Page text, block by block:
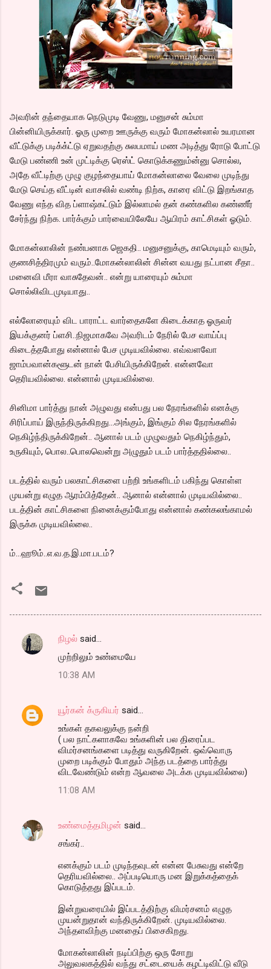
அவரின் தந்தையாக நெடுமுடி வேணு, மனுசன் சும்மா
பின்னியிருக்கார். ஓரு முறை ஊருக்கு வரும் மோகன்லால் உயரமான
வீட்டுக்கு படிக்க்ட்டு ஏறுவதற்கு சுலபமாய் மண அடித்து ரோடு போட்டு
மேடு பண்ணி உன் முட்டிக்கு ரெஸ்ட் கொடுக்கணும்ன்னு சொல்ல,
அதே வீட்டிற்கு முழு குழந்தையாய் மோகன்லாலை வேலை முடிந்து
மேடு செய்த வீட்டின் வாசலில் வண்டி நிற்க, காரை விட்டு இறங்காத
வேணு எந்த வித ப்ளாஷ்கட்டும் இல்லாமல் தன் கண்களில கண்ணீர்
சேர்ந்து நிற்க. பார்க்கும் பார்வையிலேயே ஆயிரம் காட்சிகள் ஓடும்.
மோகன்லாலின் நண்பனாக ஜெகதி.. மனுசனுக்கு, காமெடியும் வரும்,
குணசித்திரமும் வரும்..மோகன்லாலின் சின்ன வயது நட்பான சீதா..
மனைவி மீரா வாசுதேவன்.. என்று யாரையும் சும்மா
சொல்லிவிடமுடியாது..
எல்லோரையும் விட பாராட்ட வார்தைகளே கிடைக்காத ஓருவர்
இயக்குனர் ப்ளசி..நிஜமாகவே அவரிடம் நேரில் பேச வாய்ப்பு
கிடைத்தபோது என்னால் பேச முடியவில்லை. எவ்வளவோ
ஜாம்பவான்களூடன் நான் பேசியிருக்கிறேன். என்னவோ
தெரியவில்லை. என்னால் முடியவில்லை.
சினிமா பார்த்து நான் அழுவது என்பது பல நேரங்களில் எனக்கு
சிரிப்பாய் இருந்திருக்கிறது...அங்கும், இங்கும் சில நேரங்களில்
நெகிழ்ந்திருக்கிறேன்.. ஆனால் படம் முழுவதும் நெகிழ்ந்தும்,
உருகியும், பொல..பொலவென்று அழுதும் படம் பார்த்ததில்லை..
படத்தில் வரும் பலகாட்சிகளை பற்றி உங்களிடம் பகிந்து கொள்ள
முயன்று எழுத ஆரம்பித்தேன்.. ஆனால் என்னால் முடியவில்லை..
படத்தின் காட்சிகளை நினைக்கும்போது என்னால் கண்கலங்காமல்
இருக்க முடியவில்லை..
ம்...ஹூம்..எ.வ.த.இ.மா.படம்?
C
e
நிழல் said…
முற்றிலும் உண்மையே
10:38 AM
யூர்கன் க்ருகியர் said…
உங்கள் தகவலுக்கு நன்றி
( பல நாட்களாகவே உங்களின் பல திரைப்பட
விமர்சனங்களை படித்து வருகிறேன். ஒவ்வொரு
முறை படிக்கும் போதும் அந்த படத்தை பார்த்து
விடவேண்டும் என்ற ஆவலை அடக்க முடியவில்லை)
11:08 AM
உண்மைத்தமிழன் said…
சங்கர்..
எனக்கும் படம் முடிந்தவுடன் என்ன பேசுவது என்றே
தெரியவில்லை.. அப்படியொரு மன இறுக்கத்தைக்
கொடுத்தது இப்படம்.
இன்றுவரையில் இப்படத்திற்கு விமர்சனம் எழுத
முயன்றுதான் வந்திருக்கிறேன். முடியவில்லை.
அந்தளவிற்கு மனதைப் பிசைகிறது.
மோகன்லாலின் நடிப்பிற்கு ஒரு சோறு
அலுவலகத்தில் வந்து சட்டையைக் கழட்டிவிட்டு வீடு